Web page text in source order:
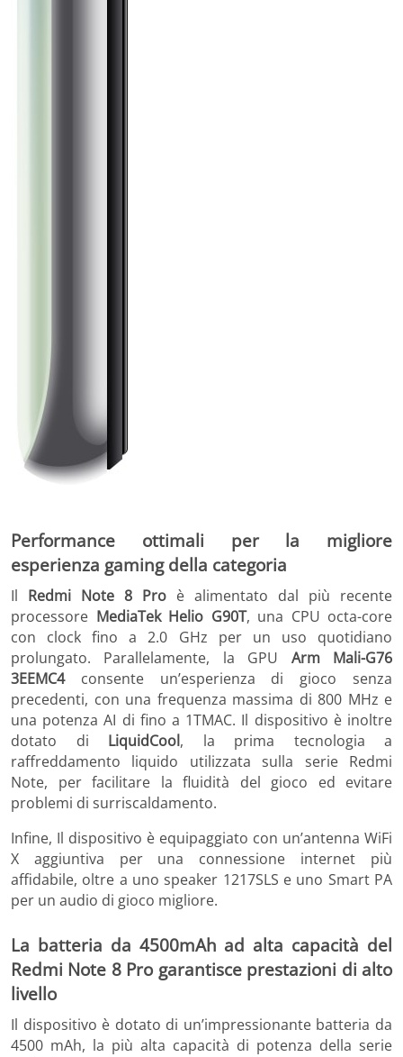
Performance ottimali per la migliore
esperienza gaming della categoria
Il Redmi Note 8 Pro è alimentato dal più recente
processore MediaTek Helio G90T, una CPU octa-core
con clock fino a 2.0 GHz per un uso quotidiano
prolungato. Parallelamente, la GPU Arm Mali-G76
3EEMC4consente un’esperienza di gioco senza
precedenti, con una frequenza massima di 800 MHz e
una potenza AI di fino a 1TMAC. Il dispositivo è inoltre
dotato di LiquidCool, la prima tecnologia a
raffreddamento liquido utilizzata sulla serie Redmi
Note, per facilitare la fluidità del gioco ed evitare
problemi di surriscaldamento.
Infine, Il dispositivo è equipaggiato con un’antenna WiFi
X aggiuntiva per una connessione internet più
affidabile, oltre a uno speaker 1217SLS e uno Smart PA
per un audio di gioco migliore.
La batteria da 4500mAh ad alta capacità del
Redmi Note 8 Pro garantisce prestazioni di alto
livello
Il dispositivo è dotato di un’impressionante batteria da
4500 mAh, la più alta capacità di potenza della serie